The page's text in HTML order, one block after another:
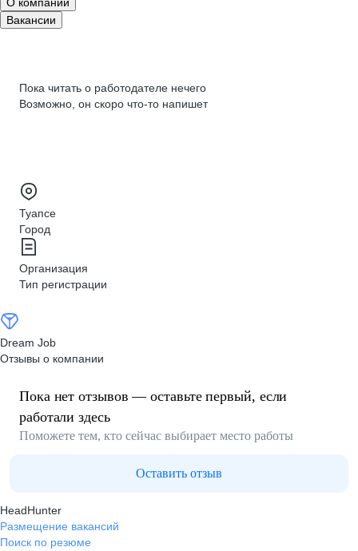
Вакансии
Пока читать о работодателе нечего
Возможно, он скоро что‑то напишет
Туапсе
Город
Организация
Тип регистрации
Dream Job
Отзывы о компании
Пока нет отзывов — оставьте первый, если
работали здесь
Поможете тем, кто сейчас выбирает место работы
Оставить отзыв
HeadHunter
Размещение вакансий
Поиск по резюме